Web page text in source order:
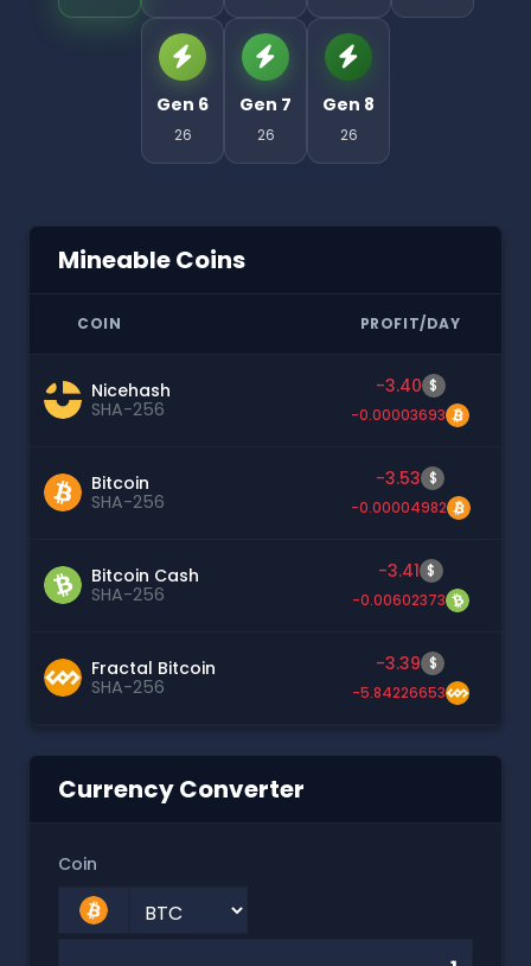
Gen 6
26
Gen 7
26
Gen 8
26
Mineable Coins
COIN PROFIT/DAY
Nicehash
SHA-256
-3.40 $
-0.00003693
Bitcoin
SHA-256
-3.53 $
-0.00004982
Bitcoin Cash
SHA-256
-3.41 $
-0.00602373
Fractal Bitcoin
SHA-256
-3.39 $
-5.84226653
Currency Converter
Coin